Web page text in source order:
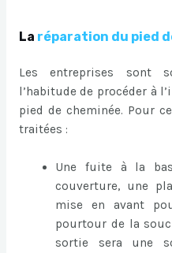
La réparation du pied
Les entreprises sont
l’habitude de procéder à
pied de cheminée. Pour
traitées :
Une fuite à la
couverture, une
mise en avant
pourtour de la
sortie sera une